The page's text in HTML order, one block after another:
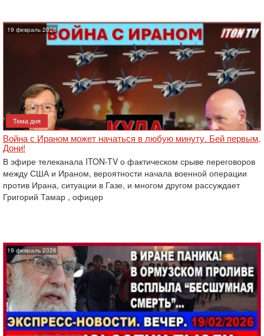
19 февраль 2026
Тема дня
Война с Ираном может начаться в любую минуту. Бей первым,
Дони!
В эфире телеканала ITON-TV о фактическом срыве переговоров
между США и Ираном, вероятности начала военной операции
против Ирана, ситуации в Газе, и многом другом рассуждает
Григорий Тамар , офицер
19 февраль 2026